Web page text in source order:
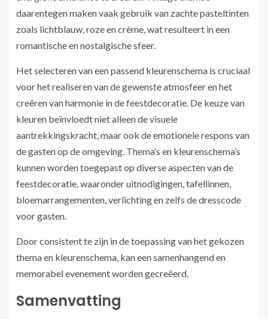
daarentegen maken vaak gebruik van zachte pasteltinten
zoals lichtblauw, roze en crème, wat resulteert in een
romantische en nostalgische sfeer.
Het selecteren van een passend kleurenschema is cruciaal
voor het realiseren van de gewenste atmosfeer en het
creëren van harmonie in de feestdecoratie. De keuze van
kleuren beïnvloedt niet alleen de visuele
aantrekkingskracht, maar ook de emotionele respons van
de gasten op de omgeving. Thema’s en kleurenschema’s
kunnen worden toegepast op diverse aspecten van de
feestdecoratie, waaronder uitnodigingen, tafellinnen,
bloemarrangementen, verlichting en zelfs de dresscode
voor gasten.
Door consistent te zijn in de toepassing van het gekozen
thema en kleurenschema, kan een samenhangend en
memorabel evenement worden gecreëerd.
Samenvatting